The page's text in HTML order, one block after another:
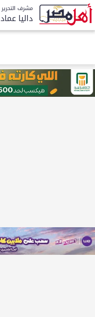
مشرف التحرير
داليا عماد